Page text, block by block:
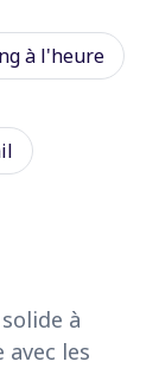
à l'heure
à
les